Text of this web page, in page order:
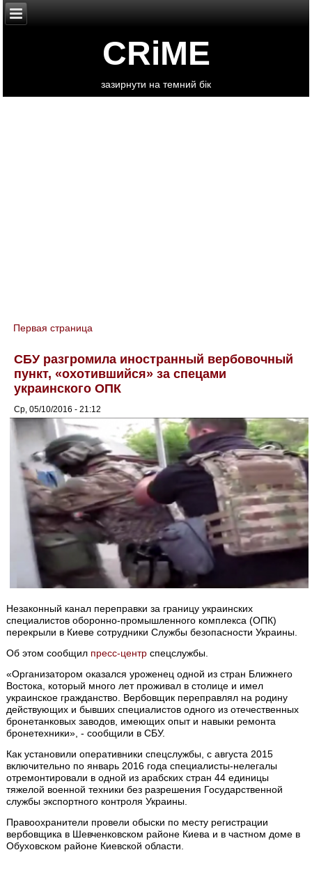
CRiME
зазирнути на темний бік
You are here
Первая страница
СБУ разгромила иностранный вербовочный
пункт, «охотившийся» за спецами
украинского ОПК
Ср, 05/10/2016 - 21:12
Незаконный канал переправки за границу украинских
специалистов оборонно-промышленного комплекса (ОПК)
перекрыли в Киеве сотрудники Службы безопасности Украины.
Об этом сообщил пресс-центр спецслужбы.
«Организатором оказался уроженец одной из стран Ближнего
Востока, который много лет проживал в столице и имел
украинское гражданство. Вербовщик переправлял на родину
действующих и бывших специалистов одного из отечественных
бронетанковых заводов, имеющих опыт и навыки ремонта
бронетехники», - сообщили в СБУ.
Как установили оперативники спецслужбы, с августа 2015
включительно по январь 2016 года специалисты-нелегалы
отремонтировали в одной из арабских стран 44 единицы
тяжелой военной техники без разрешения Государственной
службы экспортного контроля Украины.
Правоохранители провели обыски по месту регистрации
вербовщика в Шевченковском районе Киева и в частном доме в
Обуховском районе Киевской области.